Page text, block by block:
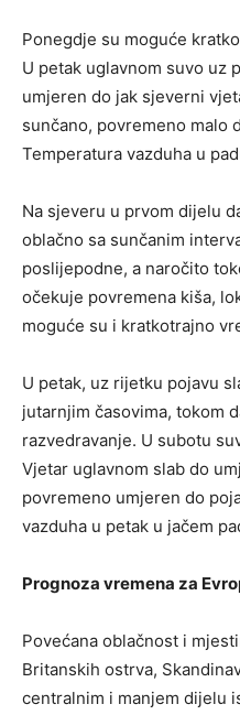
Ponegdje su moguće
U petak uglavnom suvo uz
umjeren do jak sjeverni
sunčano, povremeno malo
Temperatura vazduha u
Na sjeveru u prvom dijelu
oblačno sa sunčanim
poslijepodne, a naročito
očekuje povremena kiša,
moguće su i kratkotrajno
U petak, uz rijetku pojavu
jutarnjim časovima, tokom
razvedravanje. U subotu
Vjetar uglavnom slab do
povremeno umjeren do
vazduha u petak u jačem
Prognoza vremena za
Povećana oblačnost i
Britanskih ostrva,
centralnim i manjem dijelu